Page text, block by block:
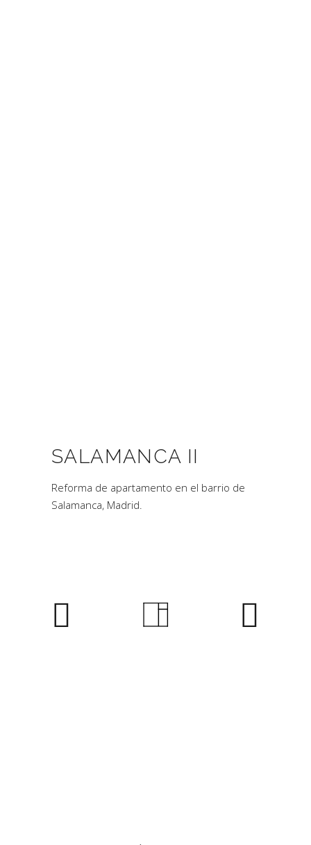
SALAMANCA II
Reforma de apartamento en el barrio de
Salamanca, Madrid.